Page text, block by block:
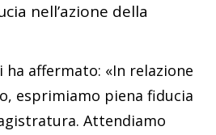
nell’azione della
ha affermato: «In relazione
esprimiamo piena fiducia
Attendiamo